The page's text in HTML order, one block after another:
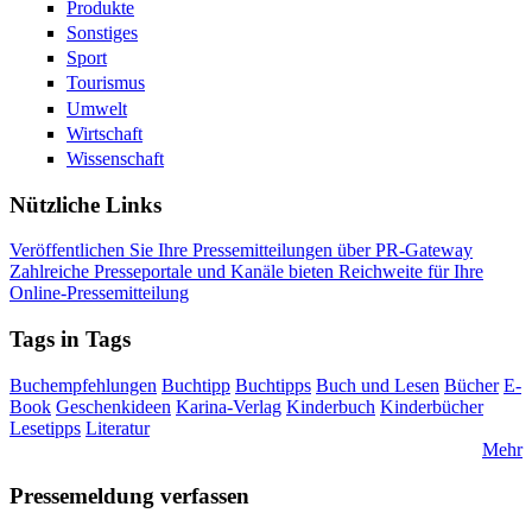
Produkte
Sonstiges
Sport
Tourismus
Umwelt
Wirtschaft
Wissenschaft
Nützliche Links
Veröffentlichen Sie Ihre Pressemitteilungen über PR-Gateway
Zahlreiche Presseportale und Kanäle bieten Reichweite für Ihre
Online-Pressemitteilung
Tags in Tags
Buchempfehlungen Buchtipp Buchtipps Buch und Lesen Bücher E-
Book Geschenkideen Karina-Verlag Kinderbuch Kinderbücher
Lesetipps Literatur
Mehr
Pressemeldung verfassen